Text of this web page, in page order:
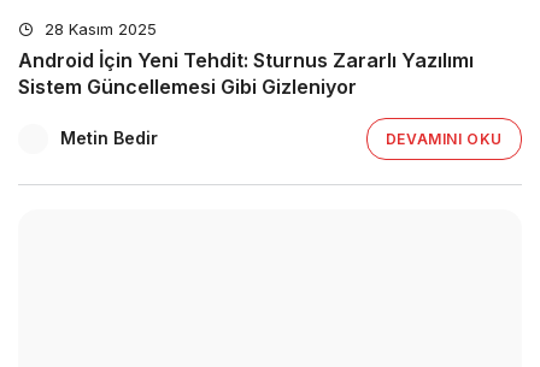
28 Kasım 2025
Android İçin Yeni Tehdit: Sturnus Zararlı Yazılımı
Sistem Güncellemesi Gibi Gizleniyor
Metin Bedir DEVAMINI OKU